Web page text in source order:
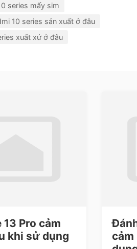
series mấy sim
10 series sản xuất ở đâu
xuất xứ ở đâu
Pro cảm
khi sử dụng
cảm